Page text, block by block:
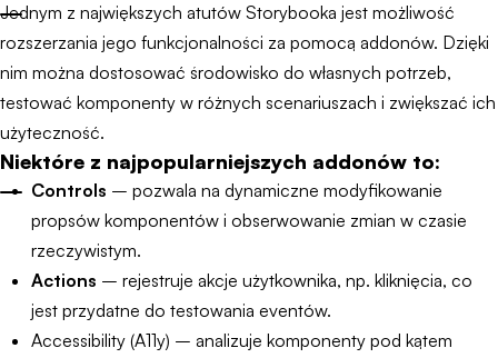
Jednym z największych atutów Storybooka jest możliwość
rozszerzania jego funkcjonalności za pomocą addonów. Dzięki
nim można dostosować środowisko do własnych potrzeb,
testować komponenty w różnych scenariuszach i zwiększać ich
użyteczność.
Niektóre z najpopularniejszych addonów to:
Controls – pozwala na dynamiczne modyfikowanie
propsów komponentów i obserwowanie zmian w czasie
rzeczywistym.
Actions – rejestruje akcje użytkownika, np. kliknięcia, co
jest przydatne do testowania eventów.
Accessibility (A11y) – analizuje komponenty pod kątem